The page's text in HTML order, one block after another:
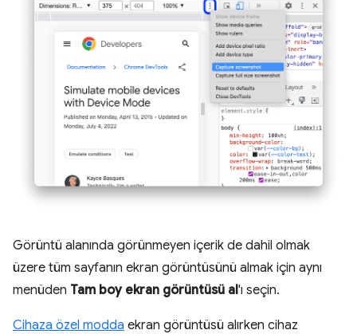
Görüntü alanında görünmeyen içerik de dahil olmak
üzere tüm sayfanın ekran görüntüsünü almak için aynı
menüden Tam boy ekran görüntüsü al'ı seçin.
Cihaza özel modda ekran görüntüsü alırken cihaz